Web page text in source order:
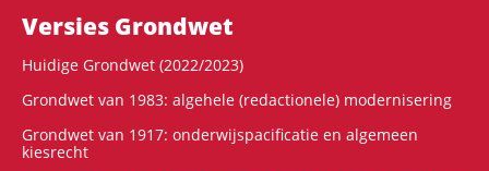
Versies Grondwet
Huidige Grondwet (2022/2023)
Grondwet van 1983: algehele (redactionele) modernisering
Grondwet van 1917: onderwijspacificatie en algemeen
kiesrecht